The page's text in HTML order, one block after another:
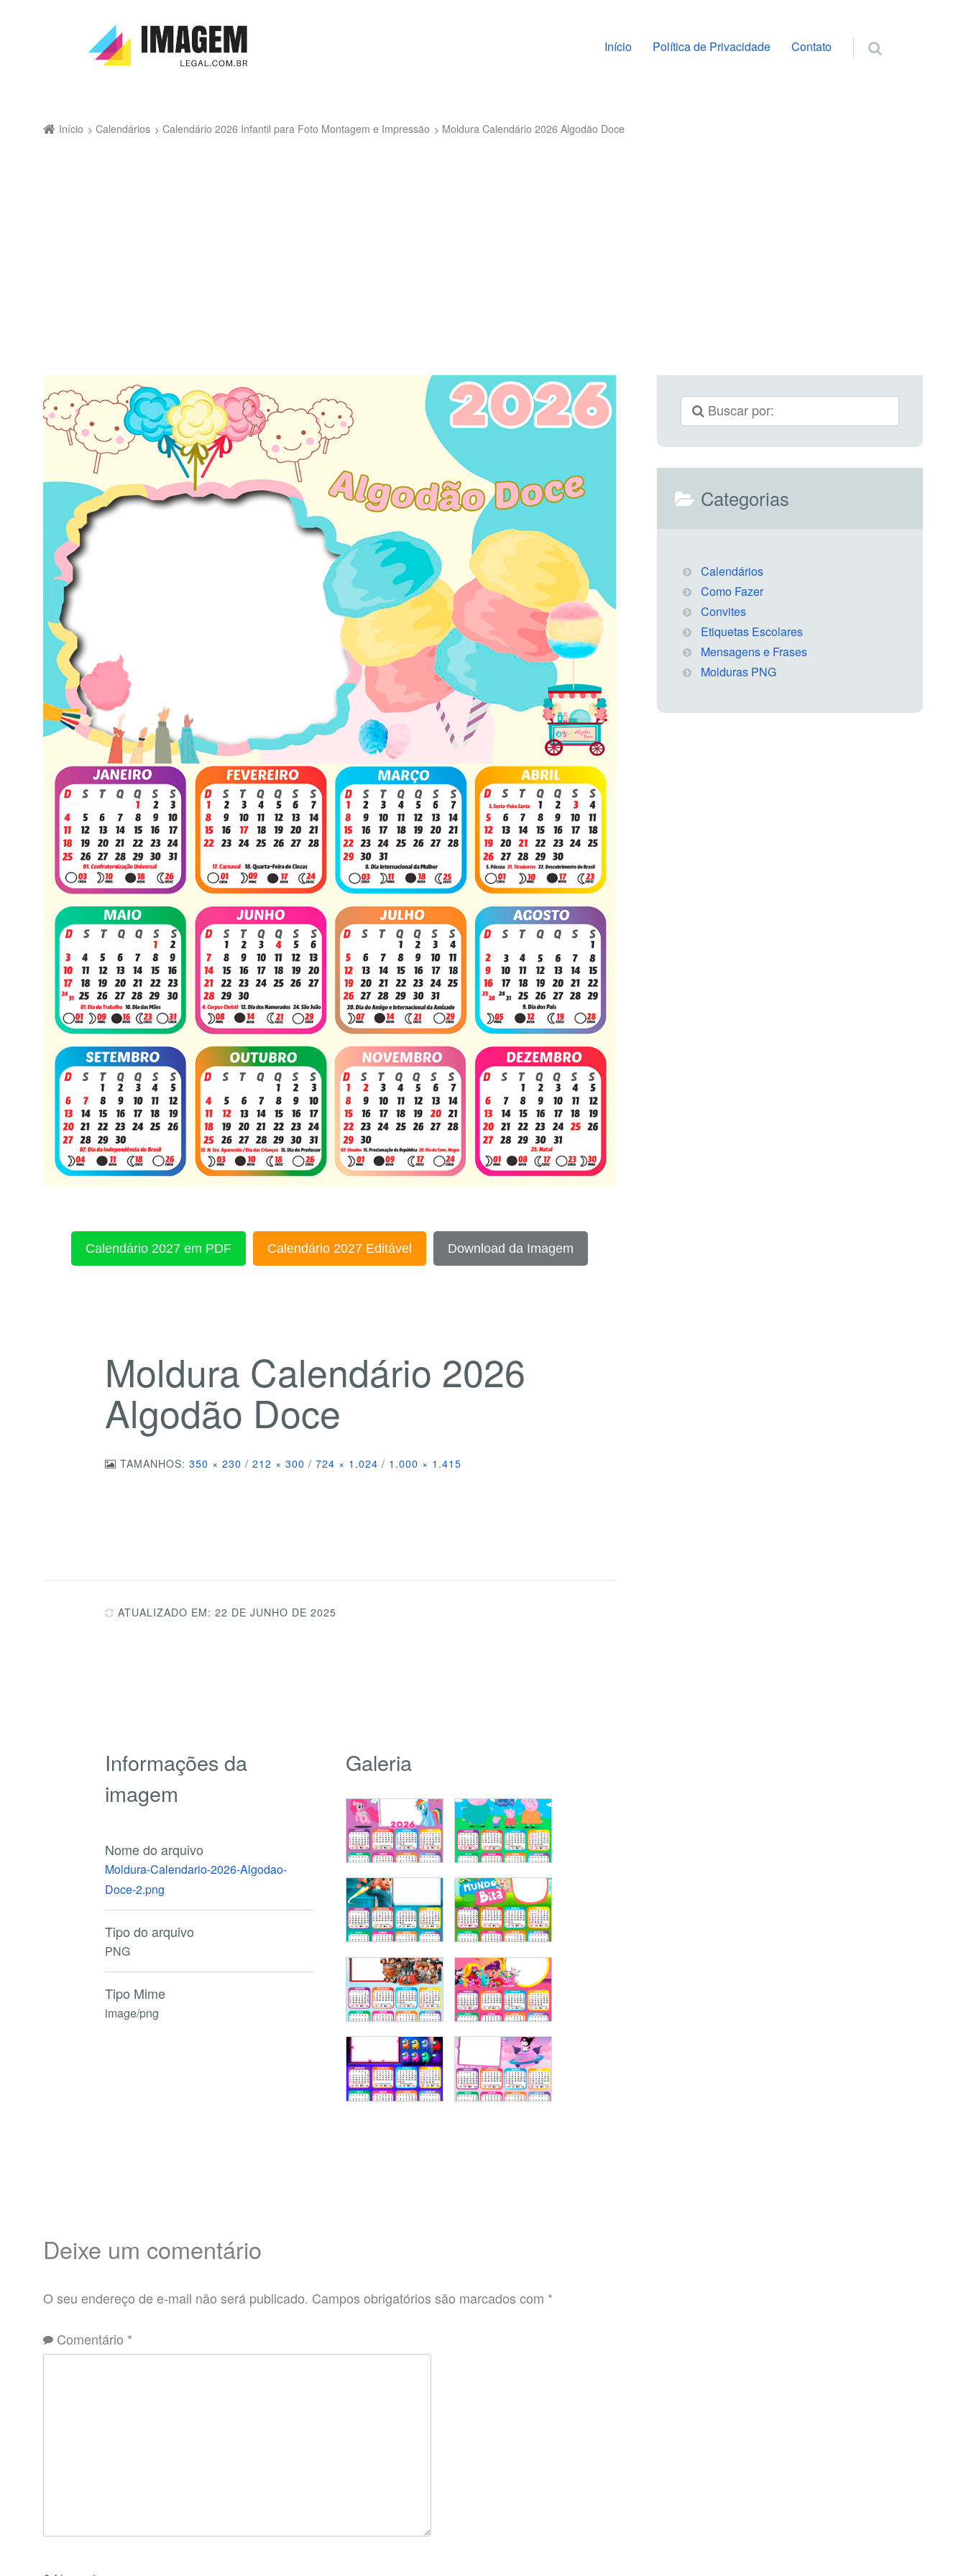
Pular para o conteúdo
Início Política de Privacidade Contato
Início Calendários Calendário 2026 Infantil para Foto Montagem e Impressão Moldura Calendário 2026 Algodão Doce
Calendário 2027 em PDF Calendário 2027 Editável Download da Imagem
Moldura Calendário 2026
Algodão Doce
TAMANHOS:350 × 230 / 212 × 300 / 724 × 1.024 / 1.000 × 1.415
ATUALIZADO EM: 22 DE JUNHO DE 2025
Informações da
imagem
Nome do arquivo
Moldura-Calendario-2026-Algodao-
Doce-2.png
Tipo do arquivo
PNG
Tipo Mime
image/png
Galeria
Deixe um comentário
O seu endereço de e-mail não será publicado. Campos obrigatórios são marcados com *
Comentário *
Categorias
Calendários
Como Fazer
Convites
Etiquetas Escolares
Mensagens e Frases
Molduras PNG